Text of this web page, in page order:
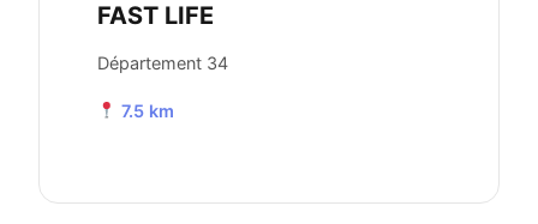
FAST LIFE
Département 34
7.5 km